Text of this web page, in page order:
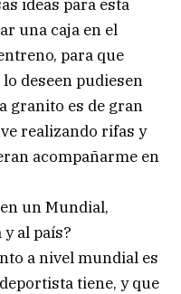
ideas para esta
una caja en el
para que
deseen pudiesen
granito es de gran
realizando rifas y
acompañarme en
un Mundial,
al país?
a nivel mundial es
tiene, y que